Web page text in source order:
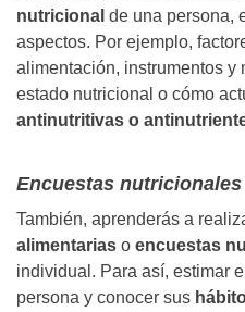
nutricional de una persona,
aspectos. Por ejemplo,
alimentación, instrumentos y
estado nutricional o cómo
antinutritivas o
Encuestas nutricionales
También, aprenderás a
alimentarias o encuestas
individual. Para así, estimar el
persona y conocer sus